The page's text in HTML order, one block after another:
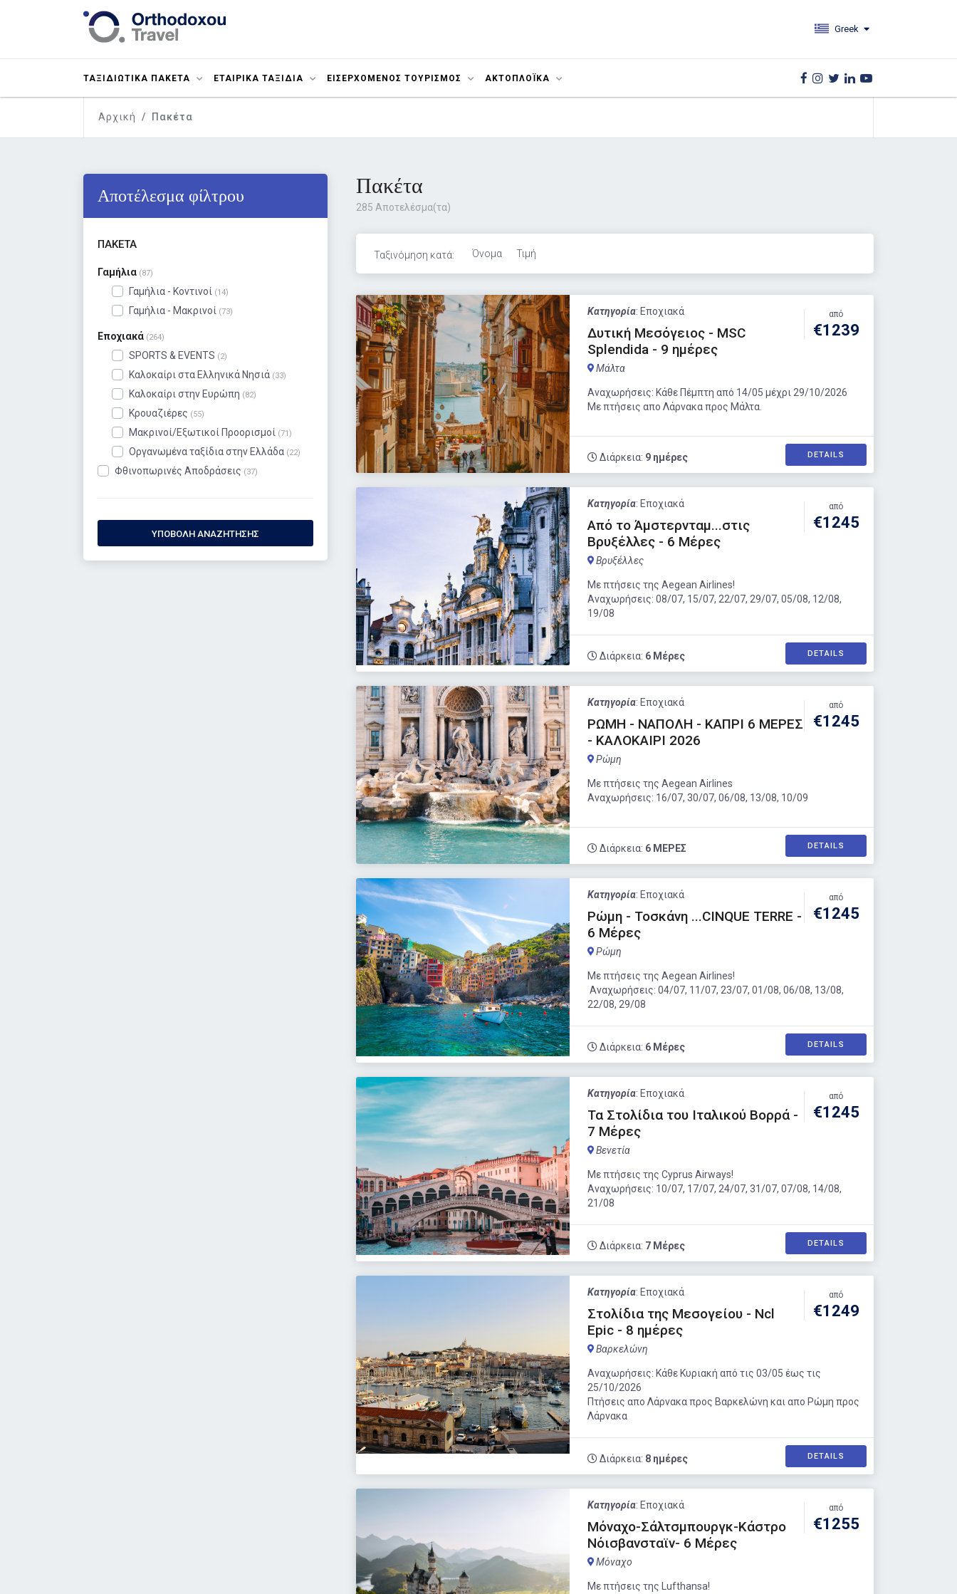
Greek
ΤΑΞΙΔΙΩΤΙΚΑ ΠΑΚΕΤΑ ΕΤΑΙΡΙΚΑ ΤΑΞΙΔΙΑ ΕΙΣΕΡΧΟΜΕΝΟΣ ΤΟΥΡΙΣΜΟΣ ΑΚΤΟΠΛΟΪΚΆ
Αρχική Πακέτα
Αποτέλεσμα φίλτρου
ΠΑΚΈΤΑ
Γαμήλια (87)
Γαμήλια - Κοντινοί (14)
Γαμήλια - Μακρινοί (73)
Εποχιακά (264)
SPORTS & EVENTS (2)
Καλοκαίρι στα Ελληνικά Νησιά (33)
Καλοκαίρι στην Ευρώπη (82)
Κρουαζιέρες (55)
Μακρινοί/Εξωτικοί Προορισμοί (71)
Οργανωμένα ταξίδια στην Ελλάδα (22)
Φθινοπωρινές Αποδράσεις (37)
ΥΠΟΒΟΛΉ ΑΝΑΖΉΤΗΣΗΣ
Πακέτα
285 Αποτελέσμα(τα)
Ταξινόμηση κατά: Όνομα Τιμή
Κατηγορία: Εποχιακά
Δυτική Μεσόγειος - MSC
Splendida - 9 ημέρες
Μάλτα
από
€1239
Αναχωρήσεις: Κάθε Πέμπτη από 14/05 μέχρι 29/10/2026
Με πτήσεις απο Λάρνακα προς Μάλτα.
Διάρκεια: 9 ημέρες DETAILS
Κατηγορία: Εποχιακά
Από το Άμστερνταμ...στις
Βρυξέλλες - 6 Μέρες
Βρυξέλλες
από
€1245
Με πτήσεις της Aegean Airlines!
Αναχωρήσεις: 08/07, 15/07, 22/07, 29/07, 05/08, 12/08,
19/08
Διάρκεια: 6 Μέρες DETAILS
Κατηγορία: Εποχιακά
ΡΩΜΗ - ΝΑΠΟΛΗ - ΚΑΠΡΙ 6 ΜΕΡΕΣ
- ΚΑΛΟΚΑΙΡΙ 2026
Ρώμη
από
€1245
Με πτήσεις της Aegean Airlines
Αναχωρήσεις: 16/07, 30/07, 06/08, 13/08, 10/09
Διάρκεια: 6 ΜΕΡΕΣ DETAILS
Κατηγορία: Εποχιακά
Ρώμη - Τοσκάνη ...CINQUE TERRE -
6 Μέρες
Ρώμη
από
€1245
Με πτήσεις της Aegean Airlines!
Αναχωρήσεις: 04/07, 11/07, 23/07, 01/08, 06/08, 13/08,
22/08, 29/08
Διάρκεια: 6 Μέρες DETAILS
Κατηγορία: Εποχιακά
Τα Στολίδια του Ιταλικού Βορρά -
7 Μέρες
Βενετία
από
€1245
Με πτήσεις της Cyprus Airways!
Αναχωρήσεις: 10/07, 17/07, 24/07, 31/07, 07/08, 14/08,
21/08
Διάρκεια: 7 Μέρες DETAILS
Κατηγορία: Εποχιακά
Στολίδια της Μεσογείου - Ncl
Epic - 8 ημέρες
Βαρκελώνη
από
€1249
Αναχωρήσεις: Κάθε Κυριακή από τις 03/05 έως τις
25/10/2026
Πτήσεις απο Λάρνακα προς Βαρκελώνη και απο Ρώμη προς
Λάρνακα
Διάρκεια: 8 ημέρες DETAILS
Κατηγορία: Εποχιακά
Μόναχο-Σάλτσμπουργκ-Κάστρο
Nόισβανσταϊν- 6 Μέρες
Μόναχο
από
€1255
Με πτήσεις της Lufthansa!